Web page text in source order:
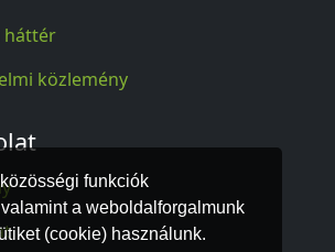
funkciók
a weboldalforgalmunk
(cookie) használunk.
háttér
közlemény